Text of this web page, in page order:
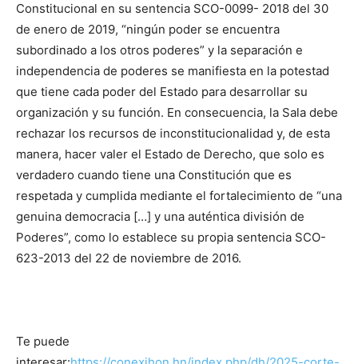
Constitucional en su sentencia SCO-0099- 2018 del 30
de enero de 2019, “ningún poder se encuentra
subordinado a los otros poderes” y la separación e
independencia de poderes se manifiesta en la potestad
que tiene cada poder del Estado para desarrollar su
organización y su función. En consecuencia, la Sala debe
rechazar los recursos de inconstitucionalidad y, de esta
manera, hacer valer el Estado de Derecho, que solo es
verdadero cuando tiene una Constitución que es
respetada y cumplida mediante el fortalecimiento de “una
genuina democracia […] y una auténtica división de
Poderes”, como lo establece su propia sentencia SCO-
623-2013 del 22 de noviembre de 2016.
Te puede